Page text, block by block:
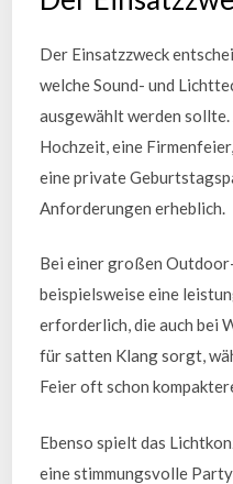
Der Einsatzzweck
welche Sound- und
ausgewählt werden sollte.
Hochzeit, eine
eine private
Anforderungen erheblich.
Bei einer großen
beispielsweise eine
erforderlich, die auch bei
für satten Klang sorgt,
Feier oft schon
Ebenso spielt das
eine stimmungsvolle